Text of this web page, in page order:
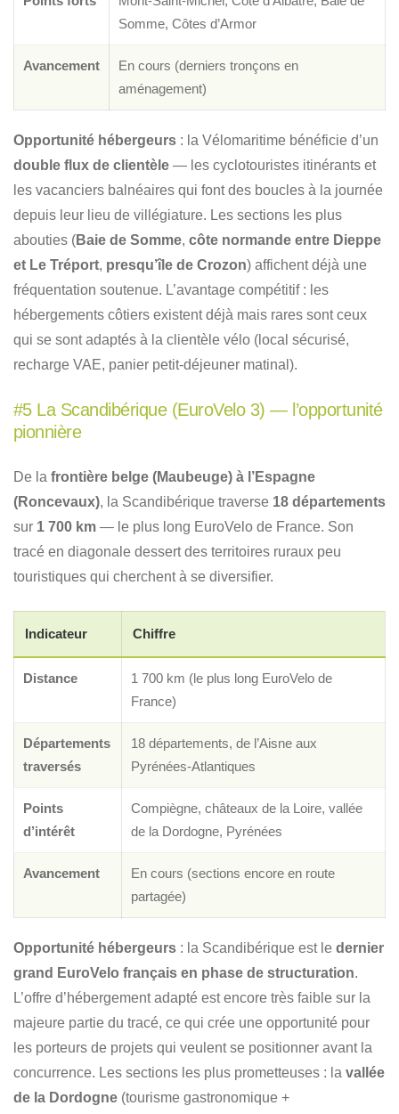
Somme, Côtes d’Armor
Avancement
En cours (derniers tronçons en
aménagement)
Opportunité hébergeurs : la Vélomaritime bénéficie d’un
double flux de clientèle — les cyclotouristes itinérants et
les vacanciers balnéaires qui font des boucles à la journée
depuis leur lieu de villégiature. Les sections les plus
abouties ( Baie de Somme, côte normande entre Dieppe
et Le Tréport, presqu’île de Crozon) affichent déjà une
fréquentation soutenue. L’avantage compétitif : les
hébergements côtiers existent déjà mais rares sont ceux
qui se sont adaptés à la clientèle vélo (local sécurisé,
recharge VAE, panier petit-déjeuner matinal).
#5 La Scandibérique (EuroVelo 3) — l’opportunité
pionnière
De la frontière belge (Maubeuge) à l’Espagne
(Roncevaux), la Scandibérique traverse 18 départements
sur 1 700 km — le plus long EuroVelo de France. Son
tracé en diagonale dessert des territoires ruraux peu
touristiques qui cherchent à se diversifier.
Indicateur Chiffre
Distance
1 700 km (le plus long EuroVelo de
France)
Départements
traversés
18 départements, de l’Aisne aux
Pyrénées-Atlantiques
Points
d’intérêt
Compiègne, châteaux de la Loire, vallée
de la Dordogne, Pyrénées
Avancement
En cours (sections encore en route
partagée)
Opportunité hébergeurs : la Scandibérique est le dernier
grand EuroVelo français en phase de structuration.
L’offre d’hébergement adapté est encore très faible sur la
majeure partie du tracé, ce qui crée une opportunité pour
les porteurs de projets qui veulent se positionner avant la
concurrence. Les sections les plus prometteuses : la vallée
de la Dordogne (tourisme gastronomique +